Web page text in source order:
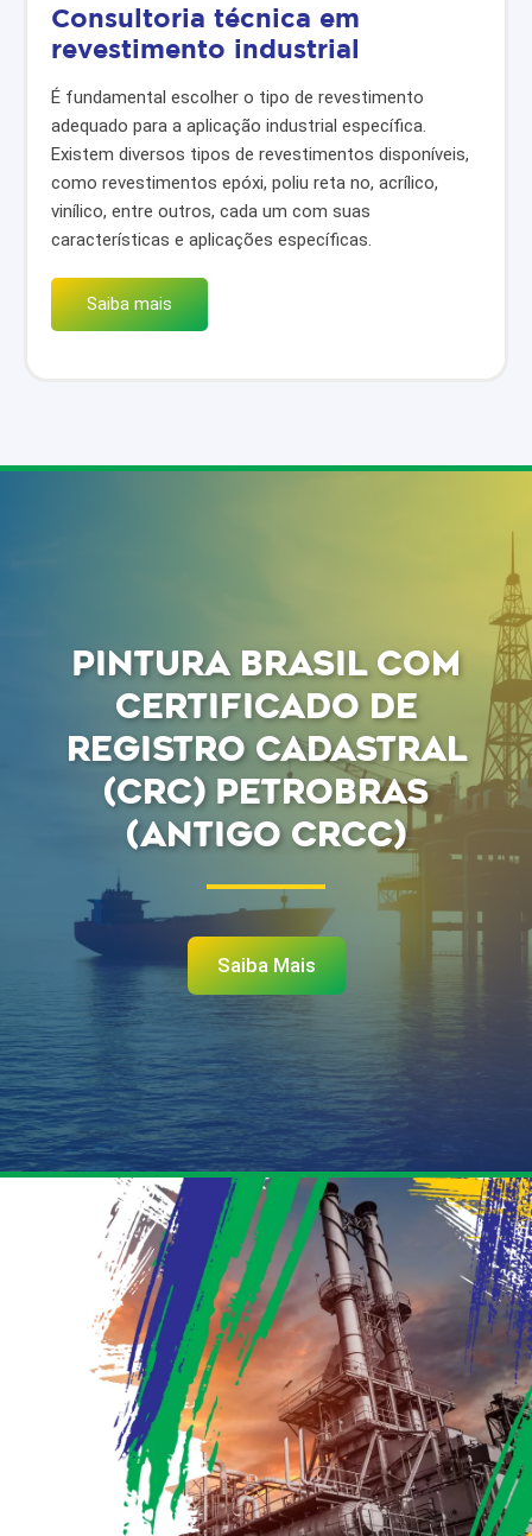
Consultoria técnica em
revestimento industrial
É fundamental escolher o tipo de revestimento
adequado para a aplicação industrial específica.
Existem diversos tipos de revestimentos disponíveis,
como revestimentos epóxi, poliu reta no, acrílico,
vinílico, entre outros, cada um com suas
características e aplicações específicas.
Saiba mais
PINTURA BRASIL COM
CERTIFICADO DE
REGISTRO CADASTRAL
(CRC) PETROBRAS
(ANTIGO CRCC)
Saiba Mais